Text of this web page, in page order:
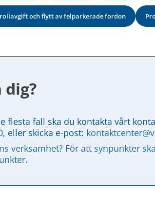
och flytt av felparkerade fordon
flesta fall ska du kontakta vårt
, eller skicka e-post:
verksamhet? För att synpunkter